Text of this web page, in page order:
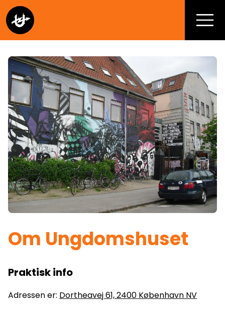
Om Ungdomshuset
Praktisk info
Adressen er: Dortheavej 61, 2400 København NV